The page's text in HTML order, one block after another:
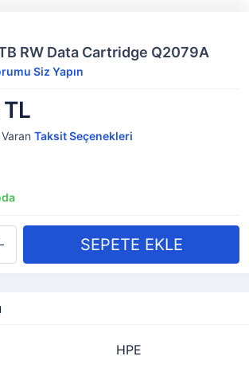
RW Data Cartridge Q2079A
Siz Yapın
Taksit Seçenekleri
HPE